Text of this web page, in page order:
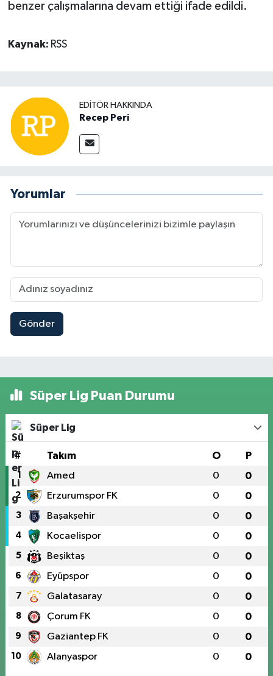
benzer çalışmalarına devam ettiği ifade edildi.
Kaynak: RSS
EDITÖR HAKKINDA
Recep Peri
Yorumlar
Gönder
Süper Lig Puan Durumu
Süper Lig
# Takım O P
1 Amed 0 0
2 Erzurumspor FK 0 0
3 Başakşehir 0 0
4 Kocaelispor 0 0
5 Beşiktaş 0 0
6 Eyüpspor 0 0
7 Galatasaray 0 0
8 Çorum FK 0 0
9 Gaziantep FK 0 0
10 Alanyaspor 0 0